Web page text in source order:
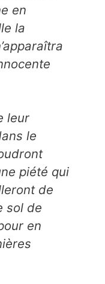
en
la
leur
le
piété qui
de
sol de
en